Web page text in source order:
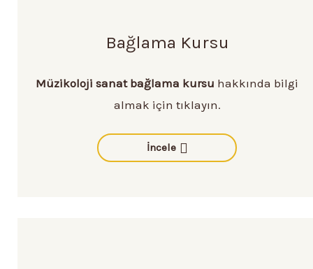
Bağlama Kursu
Müzikoloji sanat bağlama kursu hakkında bilgi
almak için tıklayın.
İncele